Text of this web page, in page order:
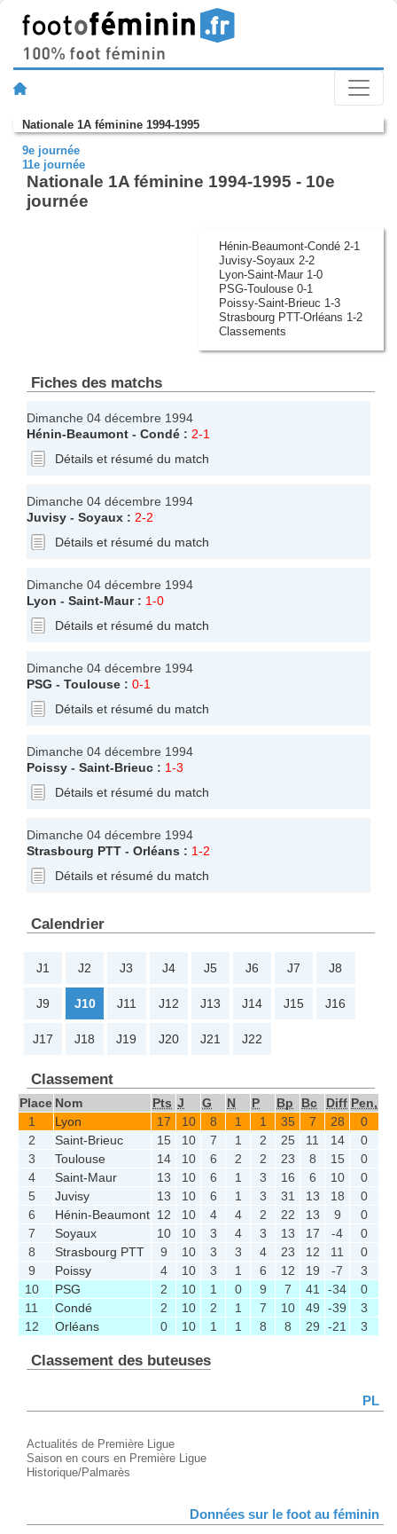
Nationale 1A féminine 1994-1995
9e journée
11e journée
Nationale 1A féminine 1994-1995 - 10e
journée
Hénin-Beaumont-Condé 2-1
Juvisy-Soyaux 2-2
Lyon-Saint-Maur 1-0
PSG-Toulouse 0-1
Poissy-Saint-Brieuc 1-3
Strasbourg PTT-Orléans 1-2
Classements
Fiches des matchs
Dimanche 04 décembre 1994
Hénin-Beaumont - Condé : 2-1
Détails et résumé du match
Dimanche 04 décembre 1994
Juvisy - Soyaux : 2-2
Détails et résumé du match
Dimanche 04 décembre 1994
Lyon - Saint-Maur: 1-0
Détails et résumé du match
Dimanche 04 décembre 1994
PSG - Toulouse : 0-1
Détails et résumé du match
Dimanche 04 décembre 1994
Poissy - Saint-Brieuc : 1-3
Détails et résumé du match
Dimanche 04 décembre 1994
Strasbourg PTT - Orléans : 1-2
Détails et résumé du match
Calendrier
J1 J2 J3 J4 J5 J6 J7 J8
J9 J10 J11 J12 J13 J14 J15 J16
J17 J18 J19 J20 J21 J22
Classement
Place Nom Pts J G N P Bp Bc Diff Pen,
1
Lyon 17 10 8 1 1 35 7 28
0
2
Saint-Brieuc 15 10 7 1 2 25 11 14
0
3
Toulouse 14 10 6 2 2 23 8 15
0
4
Saint-Maur 13 10 6 1 3 16 6 10
0
5
Juvisy 13 10 6 1 3 31 13 18
0
6
Hénin-Beaumont 12 10 4 4 2 22 13 9
0
7
Soyaux 10 10 3 4 3 13 17 -4
0
8
Strasbourg PTT 9 10 3 3 4 23 12 11
0
9
Poissy 4 10 3 1 6 12 19 -7
3
10
PSG 2 10 1 0 9 7 41 -34
0
11
Condé 2 10 2 1 7 10 49 -39
3
12
Orléans 0 10 1 1 8 8 29 -21 3
Classement des buteuses
PL
Actualités de Première Ligue
Saison en cours en Première Ligue
Historique/Palmarès
Données sur le foot au féminin